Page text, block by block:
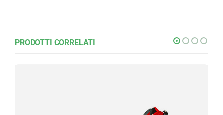
PRODOTTI CORRELATI